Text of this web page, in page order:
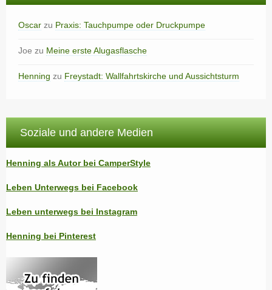
Oscar zu Praxis: Tauchpumpe oder Druckpumpe
Joe zu Meine erste Alugasflasche
Henning zu Freystadt: Wallfahrtskirche und Aussichtsturm
Soziale und andere Medien
Henning als Autor bei CamperStyle
Leben Unterwegs bei Facebook
Leben unterwegs bei Instagram
Henning bei Pinterest